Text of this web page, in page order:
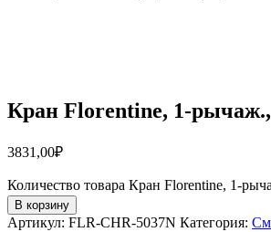
Кран Florentine, 1-
3831,00₽
Количество товара Кран Florentine, 1-
В корзину
Артикул: FLR-CHR-5037N Категория: